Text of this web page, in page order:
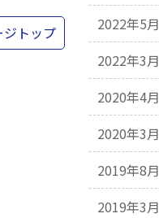
2022年5月
2022年3月
2020年4月
2020年3月
2019年8月
2019年3月
ジトップ